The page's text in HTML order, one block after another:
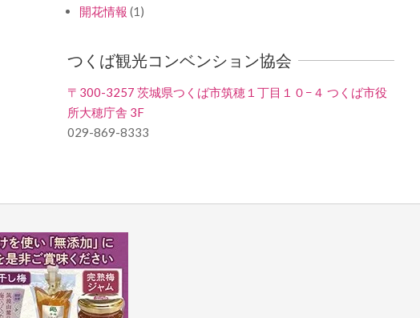
開花情報 (1)
つくば観光コンベンション協会
〒300-3257 茨城県つくば市筑穂１丁目１０−４ つくば市役
所大穂庁舎 3F
029-869-8333